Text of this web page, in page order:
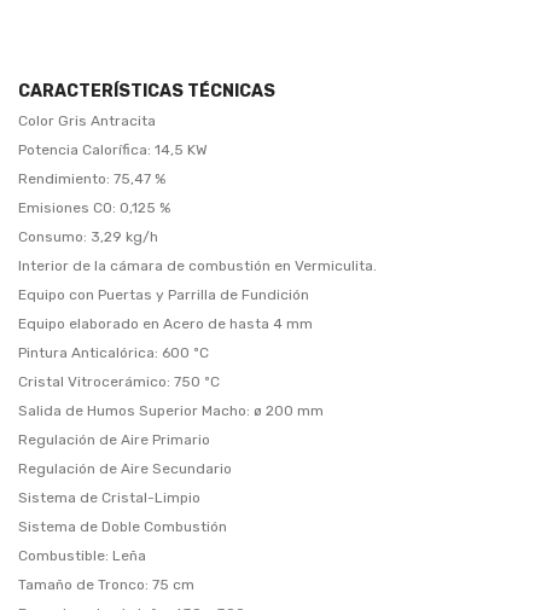
CARACTERÍSTICAS TÉCNICAS
Color Gris Antracita
Potencia Calorífica: 14,5 KW
Rendimiento: 75,47 %
Emisiones CO: 0,125 %
Consumo: 3,29 kg/h
Interior de la cámara de combustión en Vermiculita.
Equipo con Puertas y Parrilla de Fundición
Equipo elaborado en Acero de hasta 4 mm
Pintura Anticalórica: 600 ºC
Cristal Vitrocerámico: 750 ºC
Salida de Humos Superior Macho: ø 200 mm
Regulación de Aire Primario
Regulación de Aire Secundario
Sistema de Cristal-Limpio
Sistema de Doble Combustión
Combustible: Leña
Tamaño de Tronco: 75 cm